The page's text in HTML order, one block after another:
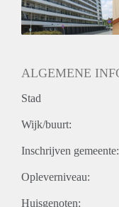
ALGEMENE
Stad
Wijk/buurt:
Inschrijven gemeente:
Opleverniveau:
Huisgenoten: